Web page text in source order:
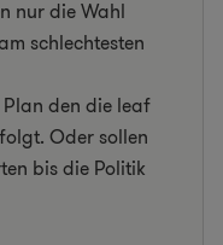
nur die Wahl
schlechtesten
den die leaf
Oder sollen
bis die Politik